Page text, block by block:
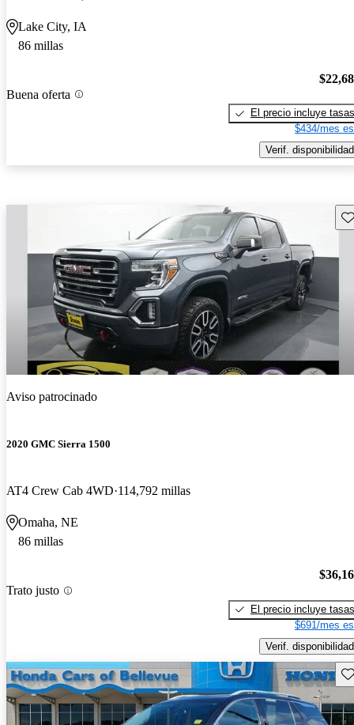
Lake City, IA
86 millas
Buena oferta
El precio incluye tasas
$434/mes
Verif. disponibilidad
Aviso patrocinado
2020 GMC Sierra 1500
AT4 Crew Cab 4WD 114,792 millas
Omaha, NE
86 millas
Trato justo
El precio incluye tasas
$691/mes
Verif. disponibilidad